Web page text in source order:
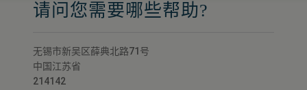
请问您需要哪些帮助?
无锡市新吴区薛典北路71号
中国江苏省
214142